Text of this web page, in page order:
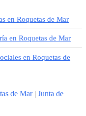
en Roquetas de Mar
en Roquetas de Mar
en Roquetas de
de Mar| Junta de